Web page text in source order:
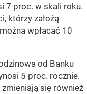
7 proc. w skali roku.
którzy założą
wpłacać 10
od Banku
5 proc. rocznie.
zmieniają się również